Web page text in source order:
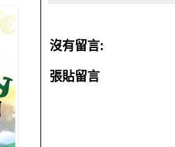
沒有留言:
張貼留言